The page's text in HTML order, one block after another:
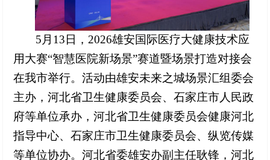
5月13日，2026雄安国际医疗大健康技术应
用大赛“智慧医院新场景”赛道暨场景打造对接会
在我市举行。活动由雄安未来之城场景汇组委会
主办，河北省卫生健康委员会、石家庄市人民政
府等单位承办，河北省卫生健康委员会健康河北
指导中心、石家庄市卫生健康委员会、纵览传媒
等单位协办。河北省委雄安办副主任耿锋，河北